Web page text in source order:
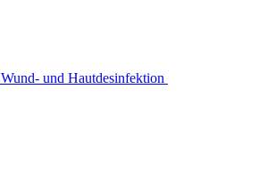
Wund- und Hautdesinfektion